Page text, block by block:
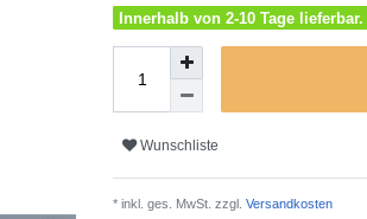
Innerhalb von 2-10 Tage lieferbar.
Wunschliste
* inkl. ges. MwSt. zzgl. Versandkosten